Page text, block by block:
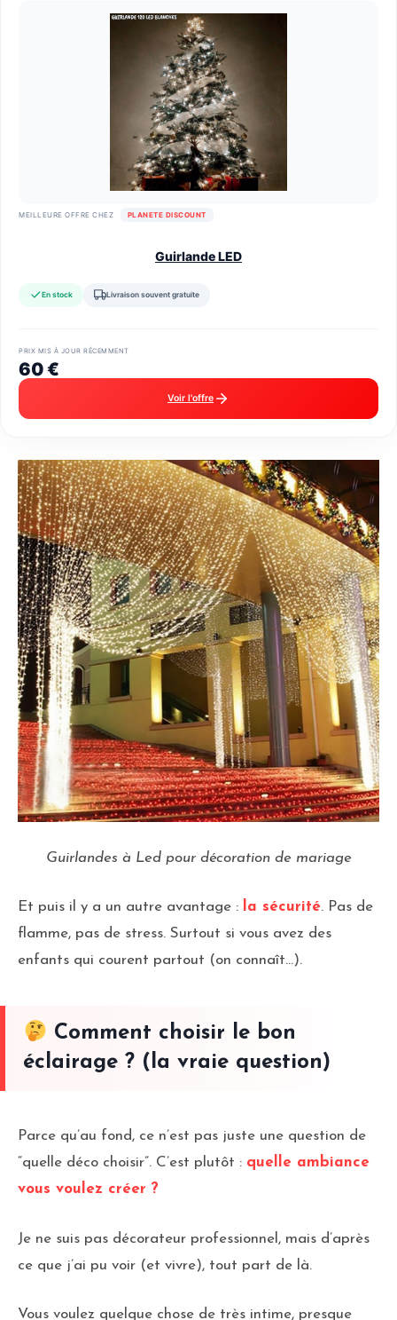
MEILLEURE OFFRE CHEZ PLANETE DISCOUNT
Guirlande LED
En stock Livraison souvent gratuite
PRIX MIS À JOUR RÉCEMMENT
60 €
Voir l'offre
Guirlandes à Led pour décoration de mariage
Et puis il y a un autre avantage : la sécurité. Pas de
flamme, pas de stress. Surtout si vous avez des
enfants qui courent partout (on connaît…).
Comment choisir le bon
éclairage ? (la vraie question)
Parce qu’au fond, ce n’est pas juste une question de
“quelle déco choisir”. C’est plutôt : quelle ambiance
vous voulez créer ?
Je ne suis pas décorateur professionnel, mais d’après
ce que j’ai pu voir (et vivre), tout part de là.
Vous voulez quelque chose de très intime, presque